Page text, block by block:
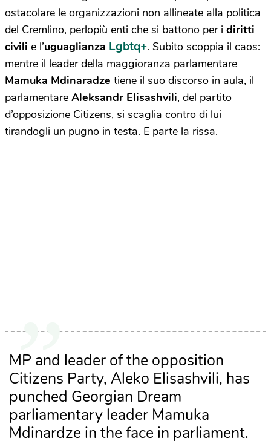
ostacolare le organizzazioni non allineate alla politica
del Cremlino, perlopiù enti che si battono per i diritti
civili e l’uguaglianza Lgbtq+. Subito scoppia il caos:
mentre il leader della maggioranza parlamentare
Mamuka Mdinaradze tiene il suo discorso in aula, il
parlamentare Aleksandr Elisashvili, del partito
d’opposizione Citizens, si scaglia contro di lui
tirandogli un pugno in testa. E parte la rissa.
MP and leader of the opposition
Citizens Party, Aleko Elisashvili, has
punched Georgian Dream
parliamentary leader Mamuka
Mdinardze in the face in parliament.